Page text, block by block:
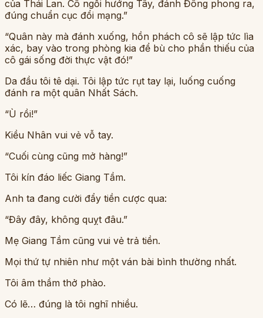
của Thái Lan. Cô ngồi hướng Tây, đánh Đông phong ra,
đúng chuẩn cục đổi mạng.”
“Quân này mà đánh xuống, hồn phách cô sẽ lập tức lìa
xác, bay vào trong phòng kia để bù cho phần thiếu của
cô gái sống đời thực vật đó!”
Da đầu tôi tê dại. Tôi lập tức rụt tay lại, luống cuống
đánh ra một quân Nhất Sách.
“Ù rồi!”
Kiều Nhân vui vẻ vỗ tay.
“Cuối cùng cũng mở hàng!”
Tôi kín đáo liếc Giang Tầm.
Anh ta đang cười đẩy tiền cược qua:
“Đây đây, không quỵt đâu.”
Mẹ Giang Tầm cũng vui vẻ trả tiền.
Mọi thứ tự nhiên như một ván bài bình thường nhất.
Tôi âm thầm thở phào.
Có lẽ… đúng là tôi nghĩ nhiều.